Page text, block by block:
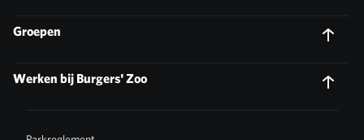
Groepen
Werken bij Burgers' Zoo